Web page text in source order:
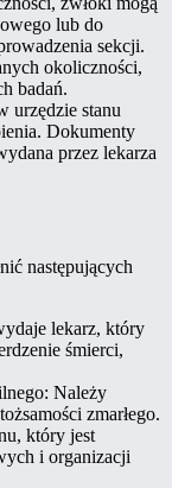
lub do
sekcji.
okoliczności,
badań.
urzędzie stanu
Dokumenty
przez lekarza
następujących
lekarz, który
śmierci,
Należy
zmarłego.
który jest
i organizacji